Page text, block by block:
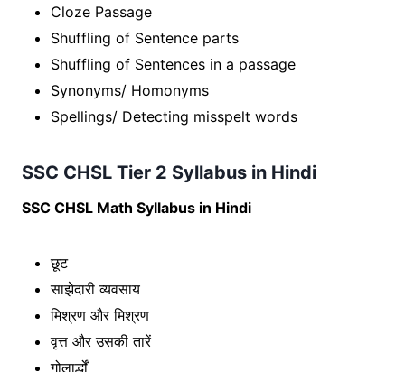
Cloze Passage
Shuffling of Sentence parts
Shuffling of Sentences in a passage
Synonyms/ Homonyms
Spellings/ Detecting misspelt words
SSC CHSL Tier 2 Syllabus in Hindi
SSC CHSL Math Syllabus in Hindi
छूट
साझेदारी व्यवसाय
मिश्रण और मिश्रण
वृत्त और उसकी तारें
गोलार्द्धों